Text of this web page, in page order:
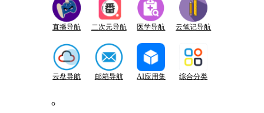
直播导航 二次元导航 医学导航 云笔记导航
云盘导航 邮箱导航 AI应用集 综合分类